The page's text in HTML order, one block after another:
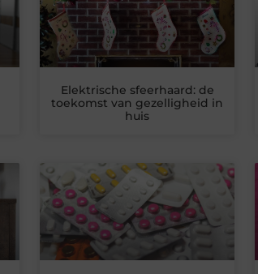
Elektrische sfeerhaard: de
toekomst van gezelligheid in
huis